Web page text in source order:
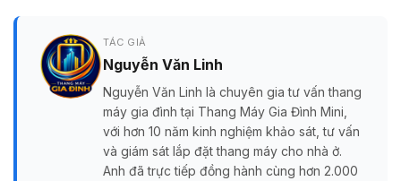
TÁC GIẢ
Nguyễn Văn Linh
Nguyễn Văn Linh là chuyên gia tư vấn thang
máy gia đình tại Thang Máy Gia Đình Mini,
với hơn 10 năm kinh nghiệm khảo sát, tư vấn
và giám sát lắp đặt thang máy cho nhà ở.
Anh đã trực tiếp đồng hành cùng hơn 2.000